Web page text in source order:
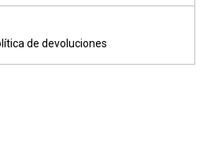
de devoluciones